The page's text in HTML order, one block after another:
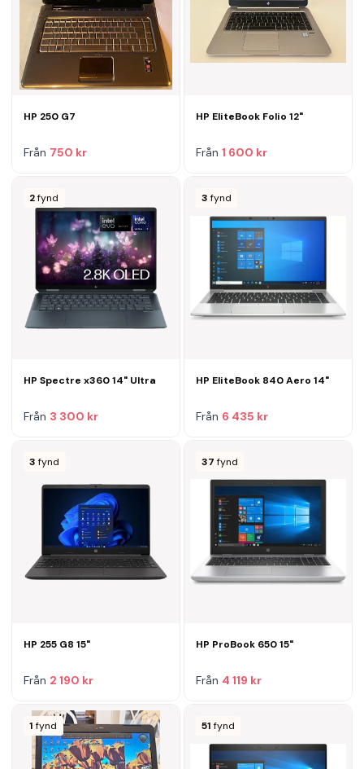
HP 250 G7
Från 750 kr
HP EliteBook Folio 12"
Från 1 600 kr
2 fynd
HP Spectre x360 14" Ultra
Från 3 300 kr
3 fynd
HP EliteBook 840 Aero 14"
Från 6 435 kr
3 fynd
HP 255 G8 15"
Från 2 190 kr
37 fynd
HP ProBook 650 15"
Från 4 119 kr
1 fynd 51 fynd